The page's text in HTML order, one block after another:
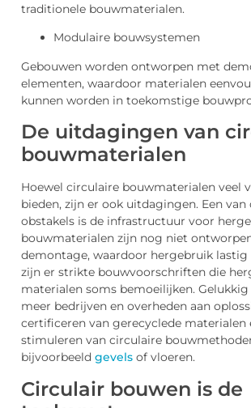
traditionele bouwmaterialen.
Modulaire bouwsystemen
Gebouwen worden ontworpen met
elementen, waardoor materialen
kunnen worden in toekomstige
De uitdagingen van
bouwmaterialen
Hoewel circulaire bouwmaterialen veel
bieden, zijn er ook uitdagingen. Een
obstakels is de infrastructuur voor
bouwmaterialen zijn nog niet
demontage, waardoor hergebruik lastig
zijn er strikte bouwvoorschriften die
materialen soms bemoeilijken.
meer bedrijven en overheden aan
certificeren van gerecyclede materialen
stimuleren van circulaire
bijvoorbeeld gevels of vloeren.
Circulair bouwen is de